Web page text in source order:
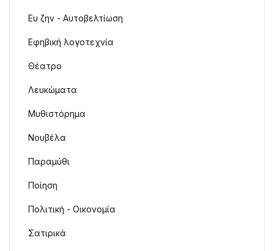
Ευ ζην - Αυτοβελτίωση
Εφηβική λογοτεχνία
Θέατρο
Λευκώματα
Μυθιστόρημα
Νουβέλα
Παραμύθι
Ποίηση
Πολιτική - Οικονομία
Σατιρικά